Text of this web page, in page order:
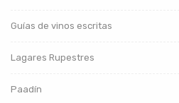
Guías de vinos escritas
Lagares Rupestres
Paadín